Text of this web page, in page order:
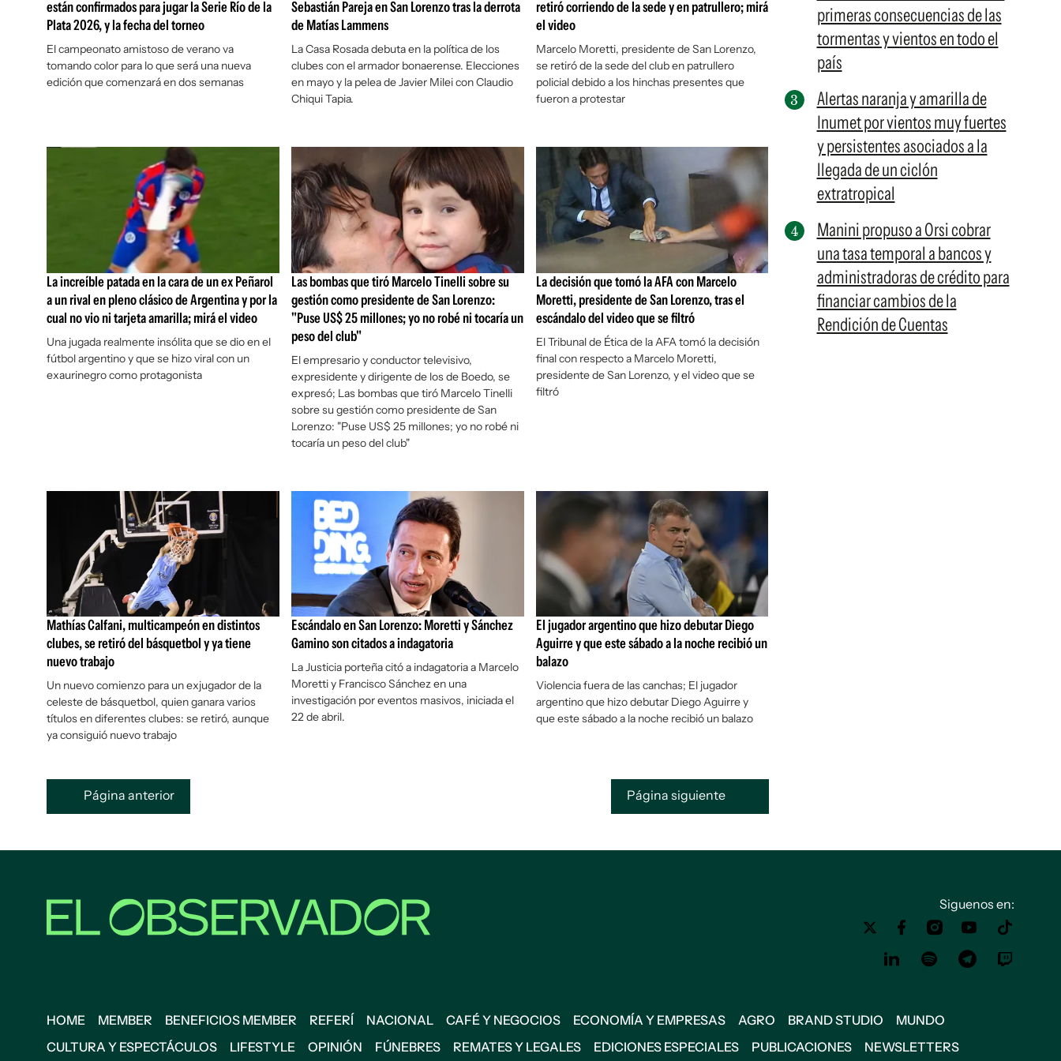
están confirmados para jugar la Serie Río de la
Plata 2026, y la fecha del torneo
El campeonato amistoso de verano va
tomando color para lo que será una nueva
edición que comenzará en dos semanas
Sebastián Pareja en San Lorenzo tras la derrota
de Matías Lammens
La Casa Rosada debuta en la política de los
clubes con el armador bonaerense. Elecciones
en mayo y la pelea de Javier Milei con Claudio
Chiqui Tapia.
retiró corriendo de la sede y en patrullero; mirá
el video
Marcelo Moretti, presidente de San Lorenzo,
se retiró de la sede del club en patrullero
policial debido a los hinchas presentes que
fueron a protestar
La increíble patada en la cara de un ex Peñarol
a un rival en pleno clásico de Argentina y por la
cual no vio ni tarjeta amarilla; mirá el video
Una jugada realmente insólita que se dio en el
fútbol argentino y que se hizo viral con un
exaurinegro como protagonista
Las bombas que tiró Marcelo Tinelli sobre su
gestión como presidente de San Lorenzo:
"Puse US$ 25 millones; yo no robé ni tocaría un
peso del club"
El empresario y conductor televisivo,
expresidente y dirigente de los de Boedo, se
expresó; Las bombas que tiró Marcelo Tinelli
sobre su gestión como presidente de San
Lorenzo: "Puse US$ 25 millones; yo no robé ni
tocaría un peso del club"
La decisión que tomó la AFA con Marcelo
Moretti, presidente de San Lorenzo, tras el
escándalo del video que se filtró
El Tribunal de Ética de la AFA tomó la decisión
final con respecto a Marcelo Moretti,
presidente de San Lorenzo, y el video que se
filtró
Mathías Calfani, multicampeón en distintos
clubes, se retiró del básquetbol y ya tiene
nuevo trabajo
Un nuevo comienzo para un exjugador de la
celeste de básquetbol, quien ganara varios
títulos en diferentes clubes: se retiró, aunque
ya consiguió nuevo trabajo
Escándalo en San Lorenzo: Moretti y Sánchez
Gamino son citados a indagatoria
La Justicia porteña citó a indagatoria a Marcelo
Moretti y Francisco Sánchez en una
investigación por eventos masivos, iniciada el
22 de abril.
El jugador argentino que hizo debutar Diego
Aguirre y que este sábado a la noche recibió un
balazo
Violencia fuera de las canchas; El jugador
argentino que hizo debutar Diego Aguirre y
que este sábado a la noche recibió un balazo
Página anterior Página siguiente
primeras consecuencias de las
tormentas y vientos en todo el
país
Alertas naranja y amarilla de
Inumet por vientos muy fuertes
y persistentes asociados a la
llegada de un ciclón
extratropical
Manini propuso a Orsi cobrar
una tasa temporal a bancos y
administradoras de crédito para
financiar cambios de la
Rendición de Cuentas
Siguenos en:
HOME MEMBER BENEFICIOS MEMBER REFERÍ NACIONAL CAFÉ Y NEGOCIOS ECONOMÍA Y EMPRESAS AGRO BRAND STUDIO
MUNDO
CULTURA Y ESPECTÁCULOS
LIFESTYLE OPINIÓN FÚNEBRES REMATES Y LEGALES EDICIONES ESPECIALES PUBLICACIONES NEWSLETTERS